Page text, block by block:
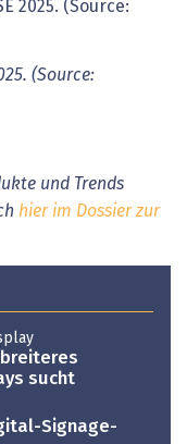
(Source:
und Trends
hier im Dossier zur
breiteres
sucht
Signage-